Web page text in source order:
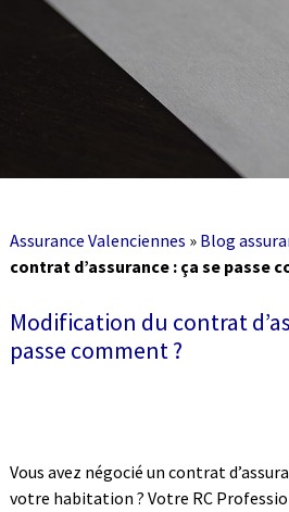
Assurance Valenciennes » Blog
contrat d’assurance : ça se passe
Modification du contrat
passe comment ?
Vous avez négocié un contrat
votre habitation ? Votre RC